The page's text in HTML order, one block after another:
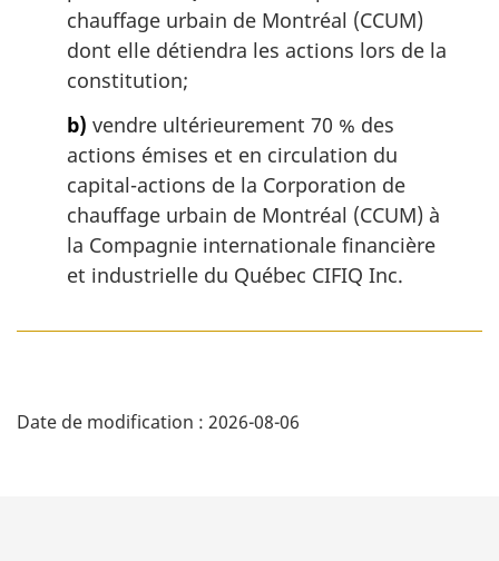
a
chauffage urbain de Montréal (CCUM)
dont elle détiendra les actions lors de la
constitution;
b) vendre ultérieurement 70 % des
actions émises et en circulation du
capital-actions de la Corporation de
chauffage urbain de Montréal (CCUM) à
la Compagnie internationale financière
et industrielle du Québec CIFIQ Inc.
é
Date de modification : 2026-08-06